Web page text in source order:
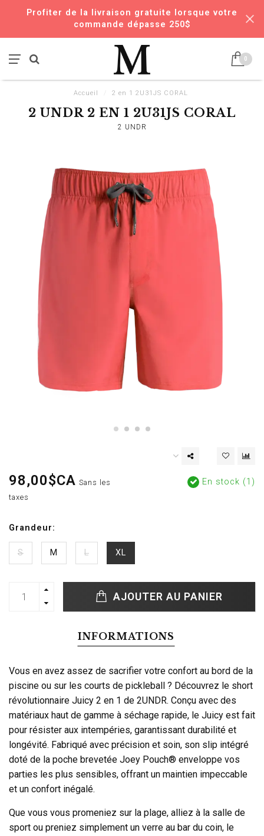
Profiter de la livraison gratuite lorsque votre
commande dépasse 250$
0
Accueil 2 en 1 2U31JS CORAL
2 UNDR 2 EN 1 2U31JS CORAL
2 UNDR
98,00$CA Sans les
taxes
En stock (1)
Grandeur:
S M L XL
AJOUTER AU PANIER
INFORMATIONS
Vous en avez assez de sacrifier votre confort au bord de la
piscine ou sur les courts de pickleball ? Découvrez le short
révolutionnaire Juicy 2 en 1 de 2UNDR. Conçu avec des
matériaux haut de gamme à séchage rapide, le Juicy est fait
pour résister aux intempéries, garantissant durabilité et
longévité. Fabriqué avec précision et soin, son slip intégré
doté de la poche brevetée Joey Pouch® enveloppe vos
parties les plus sensibles, offrant un maintien impeccable
et un confort inégalé.
Que vous vous promeniez sur la plage, alliez à la salle de
sport ou preniez simplement un verre au bar du coin, le